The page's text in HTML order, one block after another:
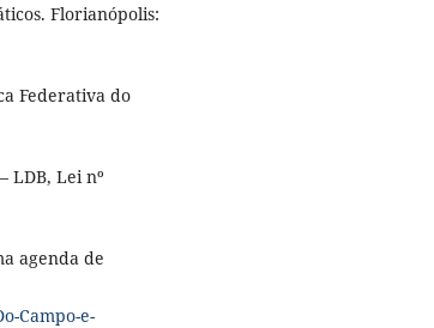
Florianópolis:
Federativa do
LDB, Lei nº
agenda de
Campo-e-